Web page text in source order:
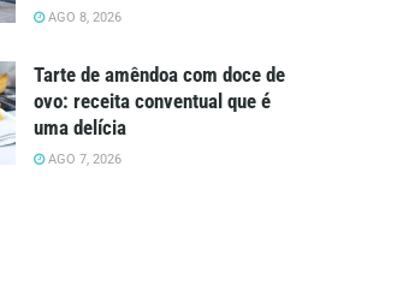
AGO 8, 2026
Tarte de amêndoa com doce de
ovo: receita conventual que é
uma delícia
AGO 7, 2026